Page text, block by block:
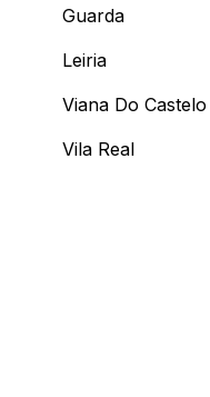
Guarda
Leiria
Viana Do Castelo
Vila Real